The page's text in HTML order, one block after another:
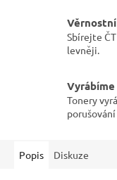
Sbírejte
levněji.
Vyrábíme
Tonery
Popis Diskuze